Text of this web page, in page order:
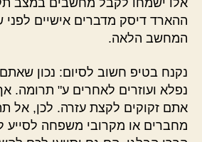
אלו ישמחו לקבל מחשבים במצב
ההארד דיסק מדברים אישיים
המחשב הלאה.
נקנח בטיפ חשוב לסיום: נכון
נפלא ועוזרים לאחרים ע" תרומה.
אתם זקוקים לקצת עזרה. לכן, אל
מחברים או מקרובי משפחה